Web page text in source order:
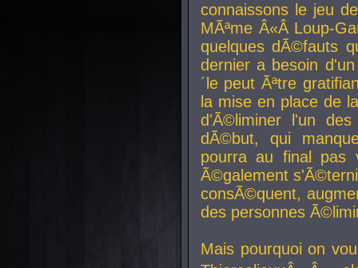
connaissons le jeu
MÃªme Â«Â Loup-
quelques dÃ©fauts
dernier a besoin
´le peut Ãªtre
la mise en place de
d'Ã©liminer l'un
dÃ©but, qui
pourra au final pas
Ã©galement
consÃ©quent,
des personnes
Mais pourquoi on